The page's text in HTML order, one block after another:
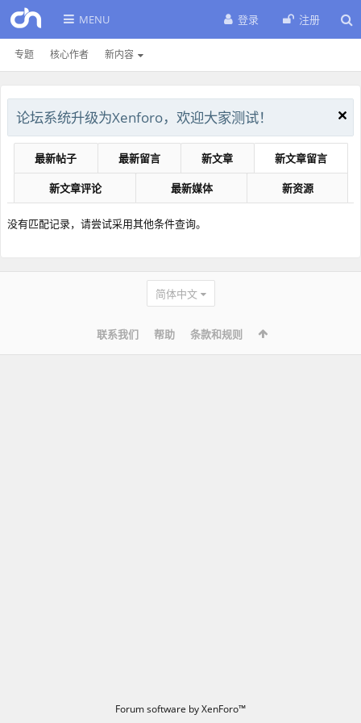
MENU
专题 核心作者 新内容
登录 注册
论坛系统升级为Xenforo，欢迎大家测试！
最新帖子 最新留言 新文章 新文章留言
新文章评论 最新媒体 新资源
没有匹配记录，请尝试采用其他条件查询。
简体中文
联系我们 帮助 条款和规则
Forum software by XenForo™